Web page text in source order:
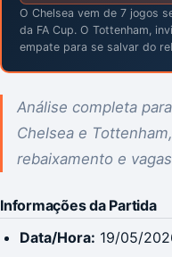
O Chelsea vem de 7 jogos
da FA Cup. O Tottenham,
empate para se salvar do
Análise completa
Chelsea e
rebaixamento e
Informações da Partida
Data/Hora: 19/05/